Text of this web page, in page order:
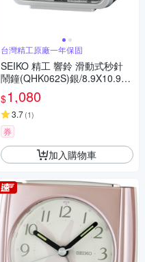
台灣精工原廠一年保固
SEIKO 精工 響鈴 滑動式秒針
鬧鐘(QHK062S)銀/8.9X10.9c
m
$1,080
3.7(1)
券
加入購物車